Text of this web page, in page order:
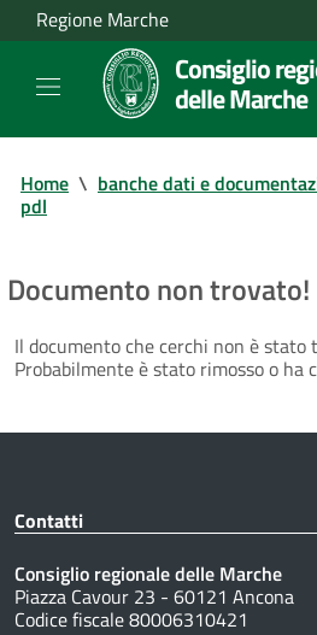
Regione Marche
Consiglio
delle Marche
Home \ banche dati e
pdl
Documento non trovato!
Il documento che cerchi non è stato
Probabilmente è stato rimosso o ha
Contatti
Consiglio regionale delle Marche
Piazza Cavour 23 - 60121 Ancona
Codice fiscale 80006310421